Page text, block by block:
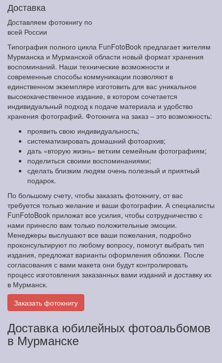
Доставка
Доставляем фотокнигу по
всей России
Типография полного цикла FunFotoBook предлагает жителям
Мурманска и Мурманской области новый формат хранения
воспоминаний. Наши технические возможности и
современные способы коммуникации позволяют в
единственном экземпляре изготовить для вас уникальное
высококачественное издание, в котором сочетается
индивидуальный подход к подаче материала и удобство
хранения фотографий. Фотокнига на заказ – это возможность:
проявить свою индивидуальность;
систематизировать домашний фотоархив;
дать «вторую жизнь» ветхим семейным фотографиям;
поделиться своими воспоминаниями;
сделать близким людям очень полезный и приятный
подарок.
По большому счету, чтобы заказать фотокнигу, от вас
требуется только желание и ваши фотографии. А специалисты
FunFotoBook приложат все усилия, чтобы сотрудничество с
нами принесло вам только положительные эмоции.
Менеджеры выслушают все ваши пожелания, подробно
проконсультируют по любому вопросу, помогут выбрать тип
издания, предложат варианты оформления обложки. После
согласования с вами макета они будут контролировать
процесс изготовления заказанных вами изданий и доставку их
в Мурманск.
Заказать фотокнигу
Доставка юбилейных фотоальбомов
в Мурманске